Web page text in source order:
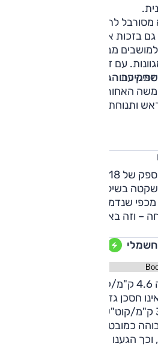
לתפעול, ועדיין זה יותר מובן
בזכות אייקוני שליטה גדולים בצג
מבנה ספורטיבי, הם נאים
עם זאת, הם לא מספיק נוחים
הגב התחתון אינה מדויקת.
עבור רכב פנאי, ושדה הראייה
האחורית - מחיר העיצוב.
ותנוחת הישיבה מעט נמוכה. תא
בשילוב הגודל והמשקל מרמים
שנדמה. עם זאת החסכנות
– וזה באמת הצד החזק ברכב:
כבד במהירויות כביש 6 אינו חסכן גדול. קטעים מאמצים ביום
כמובטח, אך לקראת סוף